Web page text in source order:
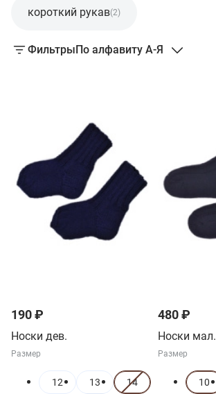
короткий рукав(2)
ФильтрыПо алфавиту А-Я
190 ₽
Носки дев.
Размер
12 13 14
480 ₽
Носки мал.
Размер
10